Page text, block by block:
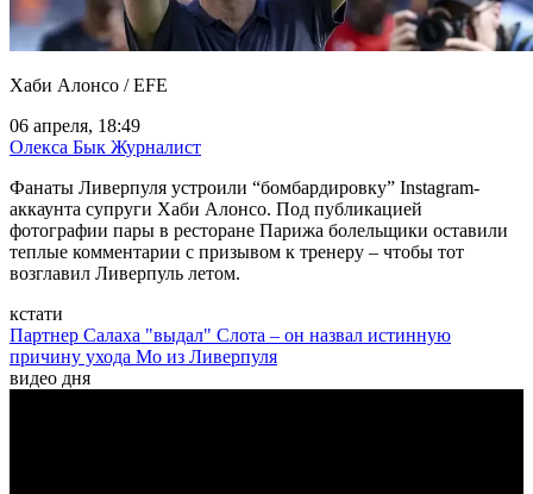
Хаби Алонсо / EFE
06 апреля, 18:49
Олекса Бык Журналист
Фанаты Ливерпуля устроили “бомбардировку” Instagram-
аккаунта супруги Хаби Алонсо. Под публикацией
фотографии пары в ресторане Парижа болельщики оставили
теплые комментарии с призывом к тренеру – чтобы тот
возглавил Ливерпуль летом.
кстати
Партнер Салаха "выдал" Слота – он назвал истинную
причину ухода Мо из Ливерпуля
видео дня